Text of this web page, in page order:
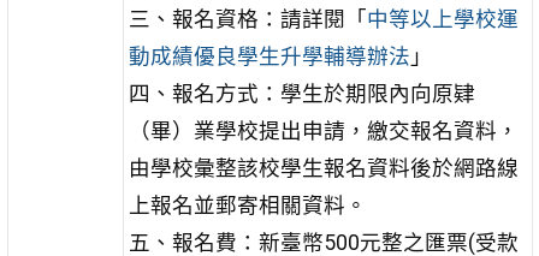
三、報名資格：請詳閱「中等以上學校運
動成績優良學生升學輔導辦法 」
四、報名方式：學生於期限內向原肄
（畢）業學校提出申請，繳交報名資料，
由學校彙整該校學生報名資料後於網路線
上報名並郵寄相關資料。
五、報名費：新臺幣500元整之匯票(受款